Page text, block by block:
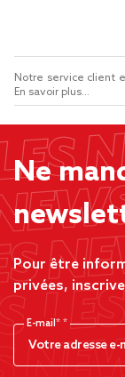
Notre service client
En savoir plus...
Ne
Pour être
privées,
E-mail*